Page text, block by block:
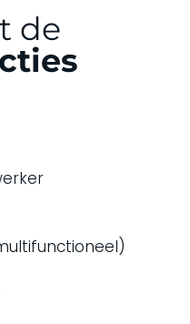
e-mail met alle
updates. Samen
deze update ervoor
zoals
In dat geval
verdere instructies
klantenservice!
de